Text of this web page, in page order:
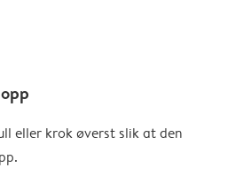
eller krok øverst slik at den